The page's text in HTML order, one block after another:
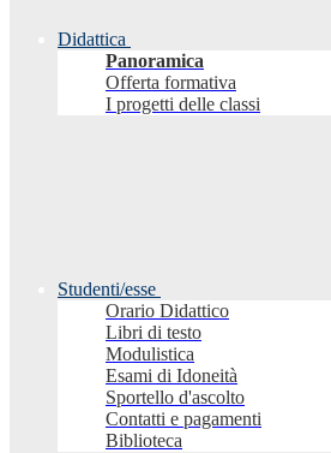
Didattica
Panoramica
Offerta formativa
I progetti delle classi
Studenti/esse
Orario Didattico
Libri di testo
Modulistica
Esami di Idoneità
Sportello d'ascolto
Contatti e pagamenti
Biblioteca